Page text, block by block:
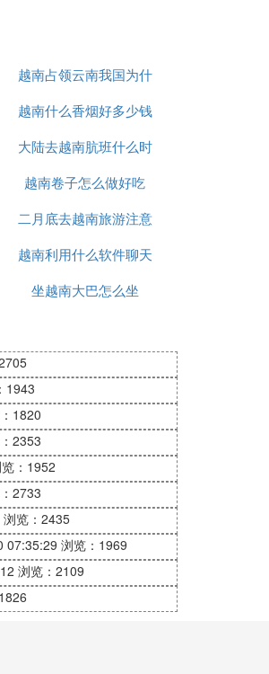
对抗共产主义的决
方式。
心丧尽，无力阻止民
进入越南的先河。这
52战略轰炸机对北越
参加“关于越南问题的
平的协定》（即巴黎和
争、游击战争，使得
势难以控制可能会殃及
火烧丛林，很可能会导
和谴责，使得美国的国
民遭到了屠杀，许多
凯利指挥的一个排残
越南占领云南我国为什
么未先进攻
越南什么香烟好多少钱
大陆去越南肮班什么时
候能正常
越南卷子怎么做好吃
二月底去越南旅游注意
什么
越南利用什么软件聊天
坐越南大巴怎么坐
1943
1820
2353
：1952
2733
浏览：2435
07:35:29 浏览：1969
浏览：2109